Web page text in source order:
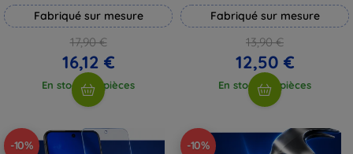
Fabriqué sur mesure
17,90 €
16,12 €
En stock > 5 pièces
Fabriqué sur mesure
13,90 €
12,50 €
En stock > 5 pièces
-10% -10%